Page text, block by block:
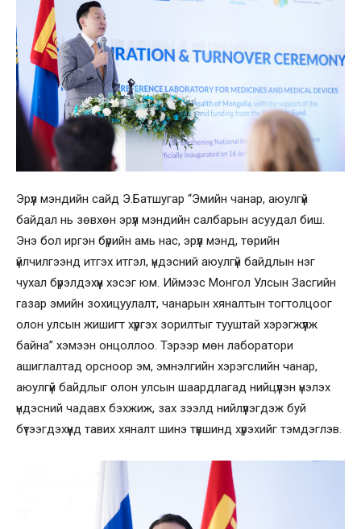
Эрүүл мэндийн сайд Э.Батшугар “Эмийн чанар, аюулгүй
байдал нь зөвхөн эрүүл мэндийн салбарын асуудал биш.
Энэ бол иргэн бүрийн амь нас, эрүүл мэнд, төрийн
үйлчилгээнд итгэх итгэл, үндэсний аюулгүй байдлын нэг
чухал бүрэлдэхүүн хэсэг юм. Иймээс Монгол Улсын Засгийн
газар эмийн зохицуулалт, чанарын хяналтын тогтолцоог
олон улсын жишигт хүргэх зорилтыг тууштай хэрэгжүүлж
байна” хэмээн онцоллоо. Тэрээр мөн лаборатори
ашиглалтад орсноор эм, эмнэлгийн хэрэгслийн чанар,
аюулгүй байдлыг олон улсын шаардлагад нийцүүлэн үнэлэх
үндэсний чадавх бэхжиж, зах зээлд нийлүүлэгдэж буй
бүтээгдэхүүнд тавих хяналт шинэ түвшинд хүрэхийг тэмдэглэв.